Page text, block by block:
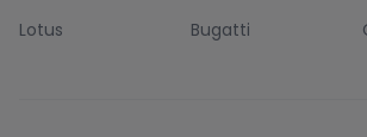
Lotus
Bugatti